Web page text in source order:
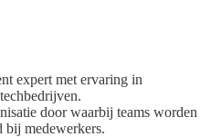
expert met ervaring in
door waarbij teams worden
bij medewerkers.